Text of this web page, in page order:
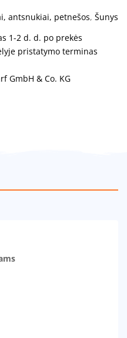
antsnukiai, petnešos, Šunys
1-2 d. d. po prekės
pristatymo terminas
GmbH & Co. KG